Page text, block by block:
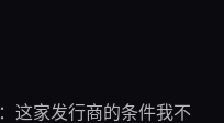
这家发行商的条件我不